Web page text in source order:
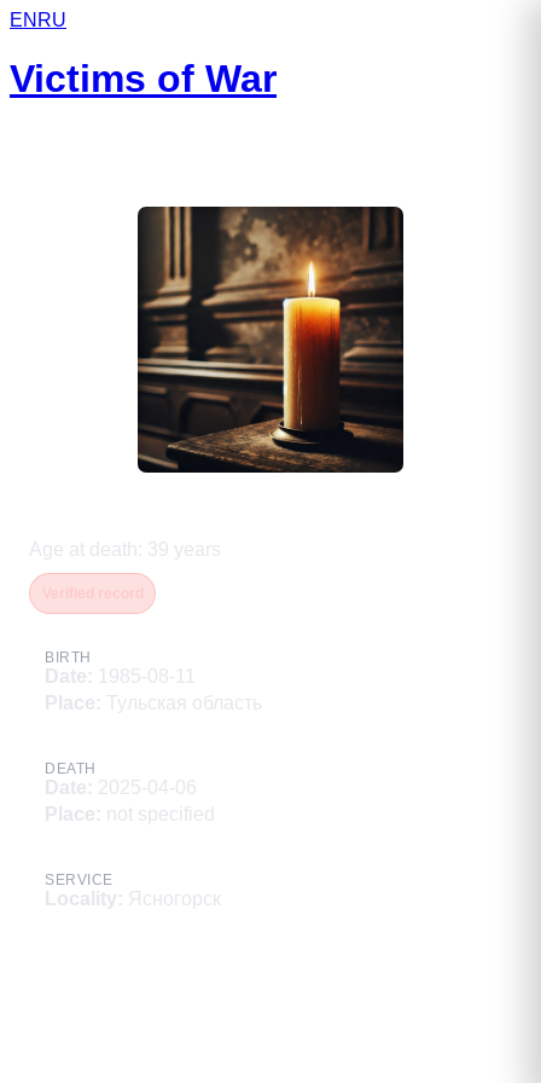
EN RU
Victims of War
Age at death : 39 years
BIRTH
Date: 1985-08-11
Place: Тульская область
DEATH
Date: 2025-04-06
Place: not specified
SERVICE
Locality: Ясногорск